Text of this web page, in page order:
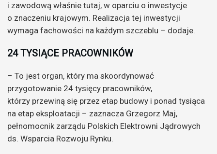
i zawodową właśnie tutaj, w oparciu o inwestycje
o znaczeniu krajowym. Realizacja tej inwestycji
wymaga fachowości na każdym szczeblu – dodaje.
24 TYSIĄCE PRACOWNIKÓW
– To jest organ, który ma skoordynować
przygotowanie 24 tysięcy pracowników,
którzy przewiną się przez etap budowy i ponad tysiąca
na etap eksploatacji – zaznacza Grzegorz Maj,
pełnomocnik zarządu Polskich Elektrowni Jądrowych
ds. Wsparcia Rozwoju Rynku.